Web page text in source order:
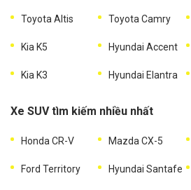
Toyota Altis Toyota Camry
Kia K5 Hyundai Accent
Kia K3 Hyundai Elantra
Xe SUV tìm kiếm nhiều nhất
Honda CR-V Mazda CX-5
Ford Territory Hyundai Santafe